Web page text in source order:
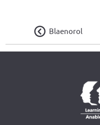
Blaenorol